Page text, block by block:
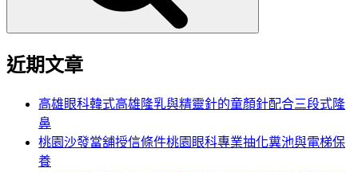
近期文章
高雄眼科韓式高雄隆乳與精靈針的童顏針配合三段式隆
鼻
桃園沙發當舖授信條件桃園眼科專業抽化糞池與電梯保
養